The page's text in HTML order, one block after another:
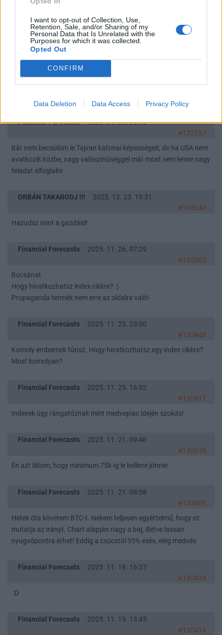
I want to opt-out of Collection, Use,
Retention, Sale, and/or Sharing of my
Personal Data that Is Unrelated with the
Purposes for which it was collected.
Opted Out
CONFIRM
Data Deletion Data Access Privacy Policy
Financial Forecasts
Köszönöm!
Financial Forecasts
2026. 01. 22. 18:29
János! Usar-t, hogy látod? 19-es ellenállást legyűrte, talán oda egy
Financial Forecasts
2026. 01. 03. 20:43
#132137
Bár nem becsülöm le Tajvan katonai képességeit, de ha USA nem
avatkozik közbe, nagy valószínűséggel már most sem lenne nagy
feladat elfoglalni
ORBÁN TAKARODJ !!!
2025. 12. 23. 19:31
#194544
Hazudsz mint a gazdáid!
Financial Forecasts
2025. 11. 26. 07:29
#130863
Bocsánat.
Hogy hivatkozhatsz index cikkre? :)
Propaganda termék nem erre az oldalra való!
Financial Forecasts
2025. 11. 25. 23:00
#130848
Komoly embernek tűnsz. Hogy hivatkozhatsz egy index cikkre?
Most komolyan?
Financial Forecasts
2025. 11. 25. 16:32
#130817
Indexek úgy rángatóznak mint medvepiac idején szokás!
Financial Forecasts
2025. 11. 21. 09:46
#130610
Én azt látom, hogy minimum 75k-ig le kellene jönnie
Financial Forecasts
2025. 11. 21. 08:58
#130605
Hetek óta követem BTC-t. Nekem teljesen egyértelmű, hogy ez
mutatja az irányt. Chart alapján nagy a baj, illetve lassan
nyugvópontra érhet! Eddig a csúcstól 35% esés, elég medvés
Financial Forecasts
2025. 11. 19. 16:37
#130424
:D
Financial Forecasts
2025. 11. 19. 13:45
#130414